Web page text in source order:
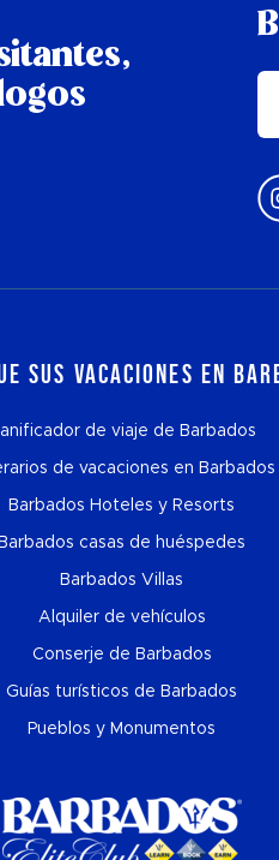
sus vacaciones en
de viaje de Barbados
de vacaciones en Barbados
Barbados Hoteles y Resorts
Barbados casas de huéspedes
Barbados Villas
Alquiler de vehículos
Conserje de Barbados
Guías turísticos de Barbados
Pueblos y Monumentos